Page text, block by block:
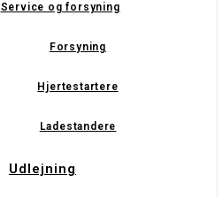
Service og forsyning
Forsyning
Hjertestartere
Ladestandere
Udlejning